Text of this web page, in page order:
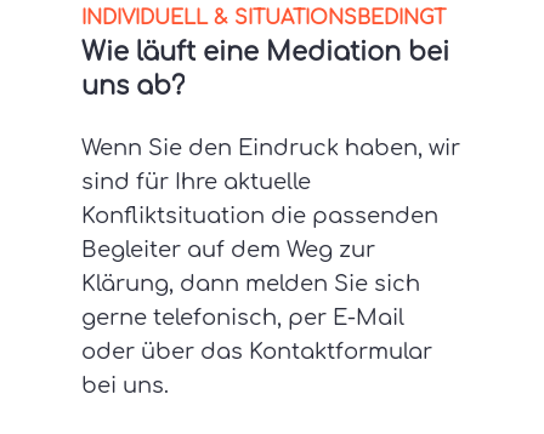
INDIVIDUELL & SITUATIONSBEDINGT
Wie läuft eine Mediation bei
uns ab?
Wenn Sie den Eindruck haben, wir
sind für Ihre aktuelle
Konfliktsituation die passenden
Begleiter auf dem Weg zur
Klärung, dann melden Sie sich
gerne telefonisch, per E-Mail
oder über das Kontaktformular
bei uns.